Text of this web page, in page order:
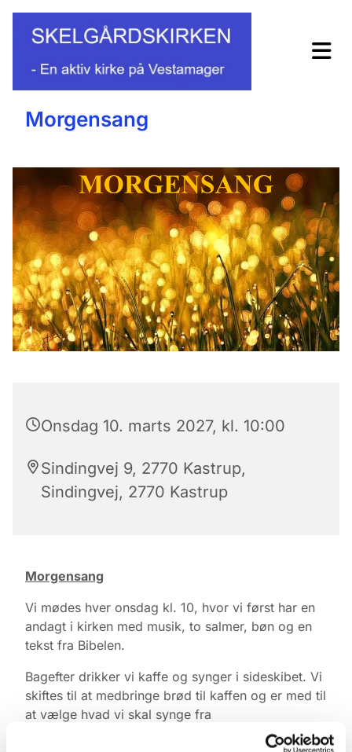
Morgensang
Onsdag 10. marts 2027, kl. 10:00
Sindingvej 9, 2770 Kastrup,
Sindingvej, 2770 Kastrup
Morgensang
Vi mødes hver onsdag kl. 10, hvor vi først har en
andagt i kirken med musik, to salmer, bøn og en
tekst fra Bibelen.
Bagefter drikker vi kaffe og synger i sideskibet. Vi
skiftes til at medbringe brød til kaffen og er med til
at vælge hvad vi skal synge fra